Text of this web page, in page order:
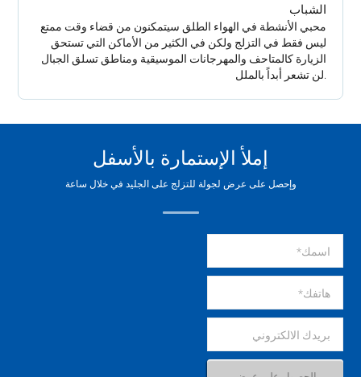
الشباب
محبي الأنشطة في الهواء الطلق سيتمكنون من قضاء وقت ممتع
ليس فقط في التزلج ولكن في الكثير من الأماكن التي تستحق
الزيارة كالمتاحف والمهرجانات الموسيقية ومناطق تسلق الجبال
.لن تشعر أبداً بالملل
إملأ الإستمارة بالأسفل
وإحصل على عرض لجولة للتزلج على الجليد في خلال ساعة